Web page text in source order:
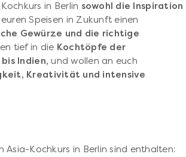
in Berlin sowohl die Inspiration
Speisen in Zukunft einen
Gewürze und die richtige
tief in die Kochtöpfe der
Indien, und wollen an euch
Kreativität und intensive
Asia-Kochkurs in Berlin sind enthalten: